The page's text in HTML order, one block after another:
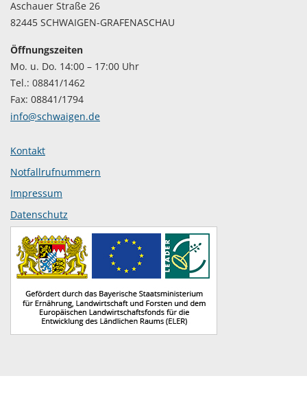
Aschauer Straße 26
82445 SCHWAIGEN-GRAFENASCHAU
Öffnungszeiten
Mo. u. Do. 14:00 – 17:00 Uhr
Tel.: 08841/1462
Fax: 08841/1794
info@schwaigen.de
Kontakt
Notfallrufnummern
Impressum
Datenschutz